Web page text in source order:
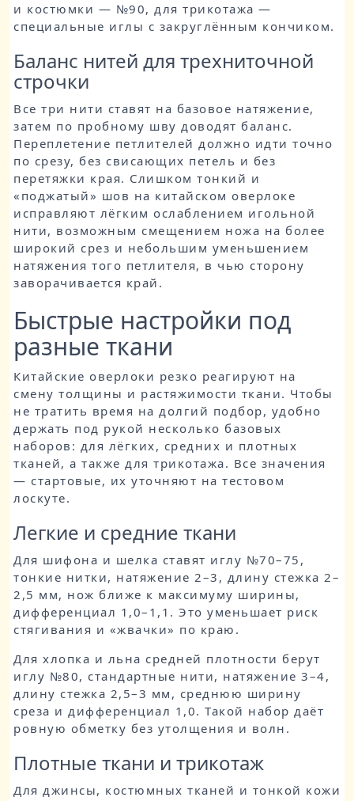
и костюмки — №90, для трикотажа —
специальные иглы с закруглённым кончиком.
Баланс нитей для трехниточной
строчки
Все три нити ставят на базовое натяжение,
затем по пробному шву доводят баланс.
Переплетение петлителей должно идти точно
по срезу, без свисающих петель и без
перетяжки края. Слишком тонкий и
«поджатый» шов на китайском оверлоке
исправляют лёгким ослаблением игольной
нити, возможным смещением ножа на более
широкий срез и небольшим уменьшением
натяжения того петлителя, в чью сторону
заворачивается край.
Быстрые настройки под
разные ткани
Китайские оверлоки резко реагируют на
смену толщины и растяжимости ткани. Чтобы
не тратить время на долгий подбор, удобно
держать под рукой несколько базовых
наборов: для лёгких, средних и плотных
тканей, а также для трикотажа. Все значения
— стартовые, их уточняют на тестовом
лоскуте.
Легкие и средние ткани
Для шифона и шелка ставят иглу №70–75,
тонкие нитки, натяжение 2–3, длину стежка 2–
2,5 мм, нож ближе к максимуму ширины,
дифференциал 1,0–1,1. Это уменьшает риск
стягивания и «жвачки» по краю.
Для хлопка и льна средней плотности берут
иглу №80, стандартные нити, натяжение 3–4,
длину стежка 2,5–3 мм, среднюю ширину
среза и дифференциал 1,0. Такой набор даёт
ровную обметку без утолщения и волн.
Плотные ткани и трикотаж
Для джинсы, костюмных тканей и тонкой кожи